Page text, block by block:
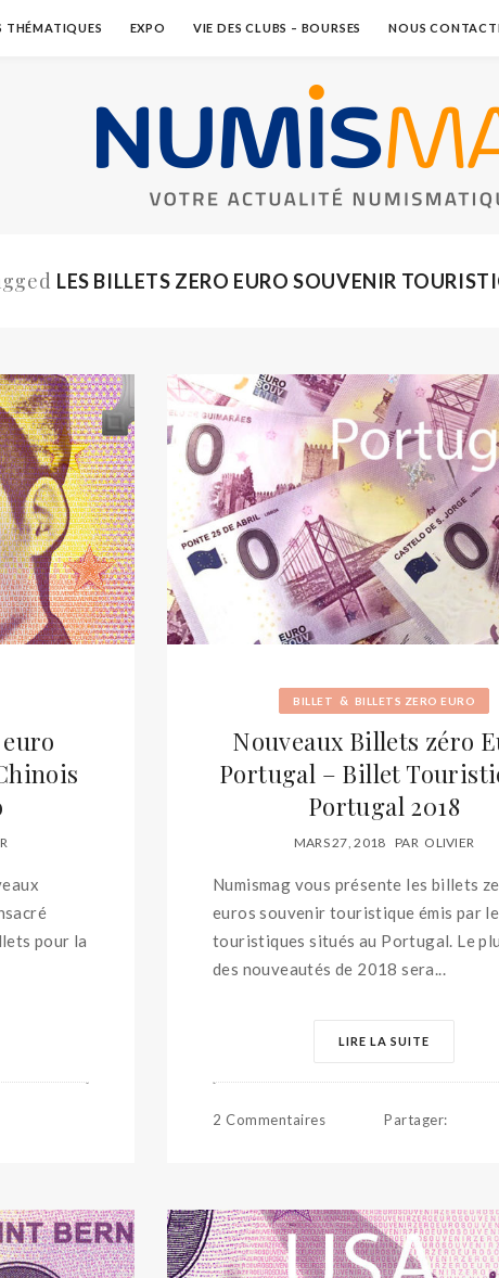
THÉMATIQUES EXPO VIE DES CLUBS – BOURSES NOUS
LES BILLETS ZERO EURO SOUVENIR
pour la
BILLET & BILLETS ZERO EURO
Nouveaux Billets zéro
Portugal – Billet
Portugal 2018
MARS 27, 2018 PAR OLIVIER
Numismag vous présente les billets
euros souvenir touristique émis par
touristiques situés au Portugal. Le
des nouveautés de 2018 sera...
LIRE LA SUITE
2 Commentaires Partager: